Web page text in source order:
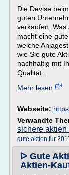
Die Devise
guten
verkaufen.
macht eine
welche
wie Sie gute
nachhaltig mit
Qualität...
Mehr lesen
Webseite:
Verwandte
sichere
gute aktien fur
ᐅ Gute
Aktien-